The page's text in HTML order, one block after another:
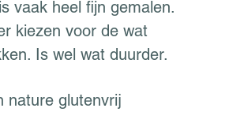
vaak heel fijn gemalen.
kiezen voor de wat
Is wel wat duurder.
nature glutenvrij